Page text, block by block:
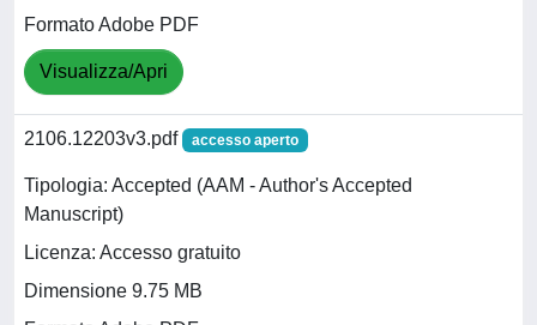
Formato Adobe PDF
Visualizza/Apri
2106.12203v3.pdf accesso aperto
Tipologia: Accepted (AAM - Author's Accepted
Manuscript)
Licenza: Accesso gratuito
Dimensione 9.75 MB